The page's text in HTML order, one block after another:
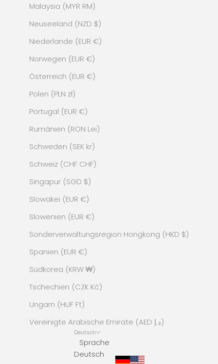
Malaysia (MYR RM)
Neuseeland (NZD $)
Niederlande (EUR €)
Norwegen (EUR €)
Österreich (EUR €)
Polen (PLN zł)
Portugal (EUR €)
Rumänien (RON Lei)
Schweden (SEK kr)
Schweiz (CHF CHF)
Singapur (SGD $)
Slowakei (EUR €)
Slowenien (EUR €)
Sonderverwaltungsregion Hongkong (HKD $)
Spanien (EUR €)
Südkorea (KRW ₩)
Tschechien (CZK Kč)
Ungarn (HUF Ft)
Vereinigte Arabische Emirate (AED د.إ)
Deutsch
Sprache
Deutsch